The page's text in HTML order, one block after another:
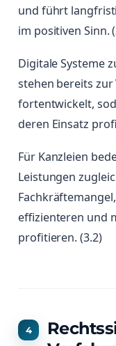
und führt
im positiven Sinn.
Digitale Systeme
stehen bereits
fortentwickelt,
deren Einsatz
Für Kanzleien
Leistungen
effizienteren und
profitieren. (3.2)